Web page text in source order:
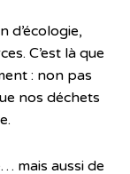
d’écologie,
C’est là que
: non pas
nos déchets
mais aussi de